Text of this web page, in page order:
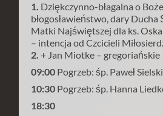
1. Dziękczynno-błagalna o Boże
błogosławieństwo, dary
Matki Najświętszej dla ks.
– intencja od Czcicieli
2. + Jan Miotke – gregoriańskie
09:00 Pogrzeb: śp. Paweł
10:30 Pogrzeb: śp. Hanna
18:30